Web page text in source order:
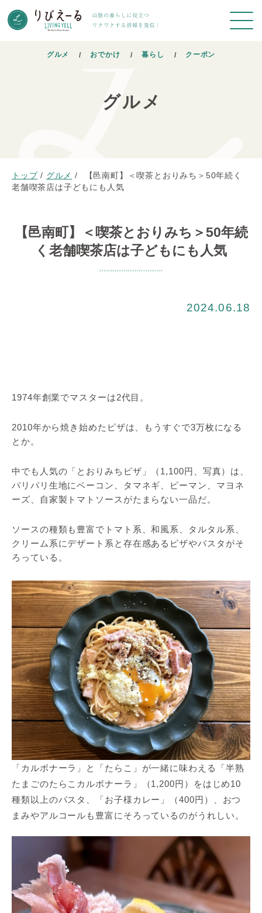
グルメ おでかけ 暮らし クーポン
グルメ
トップ / グルメ /
【邑南町】＜喫茶とおりみち＞50年続く
老舗喫茶店は子どもにも人気
【邑南町】＜喫茶とおりみち＞50年続
く老舗喫茶店は子どもにも人気
2024.06.18
1974年創業でマスターは2代目。
2010年から焼き始めたピザは、もうすぐで3万枚になる
とか。
中でも人気の「とおりみちピザ」（1,100円、写真）は、
パリパリ生地にベーコン、タマネギ、ピーマン、マヨネ
ーズ、自家製トマトソースがたまらない一品だ。
ソースの種類も豊富でトマト系、和風系、タルタル系、
クリーム系にデザート系と存在感あるピザやパスタがそ
ろっている。
「カルボナーラ」と「たらこ」が一緒に味わえる「半熟
たまごのたらこカルボナーラ」（1,200円）をはじめ10
種類以上のパスタ、「お子様カレー」（400円）、おつ
まみやアルコールも豊富にそろっているのがうれしい。